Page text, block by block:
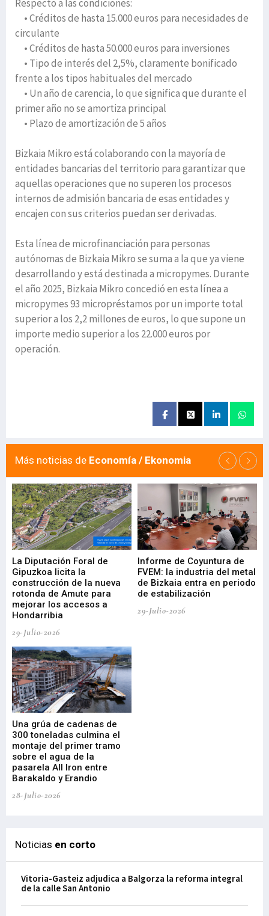
Respecto a las condiciones:
• Créditos de hasta 15.000 euros para necesidades de
circulante
• Créditos de hasta 50.000 euros para inversiones
• Tipo de interés del 2,5%, claramente bonificado
frente a los tipos habituales del mercado
• Un año de carencia, lo que significa que durante el
primer año no se amortiza principal
• Plazo de amortización de 5 años
Bizkaia Mikro está colaborando con la mayoría de
entidades bancarias del territorio para garantizar que
aquellas operaciones que no superen los procesos
internos de admisión bancaria de esas entidades y
encajen con sus criterios puedan ser derivadas.
Esta línea de microfinanciación para personas
autónomas de Bizkaia Mikro se suma a la que ya viene
desarrollando y está destinada a micropymes. Durante
el año 2025, Bizkaia Mikro concedió en esta línea a
micropymes 93 micropréstamos por un importe total
superior a los 2,2 millones de euros, lo que supone un
importe medio superior a los 22.000 euros por
operación.
Más noticias de Economía / Ekonomia
La Diputación Foral de
Gipuzkoa licita la
construcción de la nueva
rotonda de Amute para
mejorar los accesos a
Hondarribia
29-Julio-2026
Informe de Coyuntura de
FVEM: la industria del metal
de Bizkaia entra en periodo
de estabilización
29-Julio-2026
Una grúa de cadenas de
300 toneladas culmina el
montaje del primer tramo
sobre el agua de la
pasarela All Iron entre
Barakaldo y Erandio
28-Julio-2026
Noticias en corto
Vitoria-Gasteiz adjudica a Balgorza la reforma integral
de la calle San Antonio